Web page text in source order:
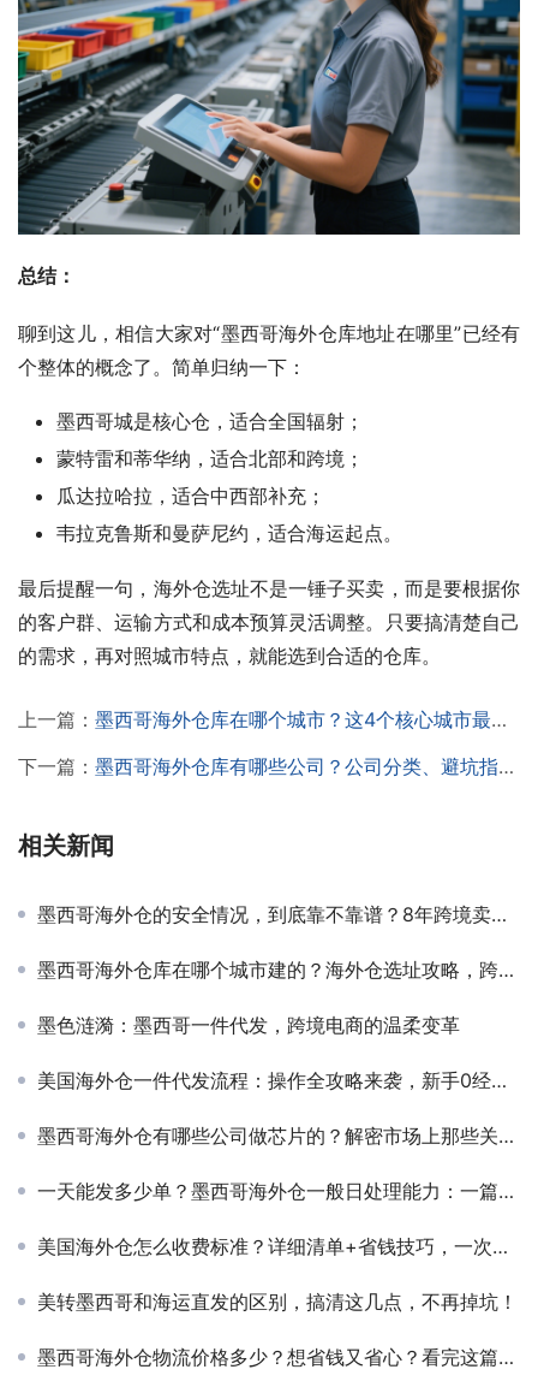
总结：
聊到这儿，相信大家对“墨西哥海外仓库地址在哪里”已经有
个整体的概念了。简单归纳一下：
墨西哥城是核心仓，适合全国辐射；
蒙特雷和蒂华纳，适合北部和跨境；
瓜达拉哈拉，适合中西部补充；
韦拉克鲁斯和曼萨尼约，适合海运起点。
最后提醒一句，海外仓选址不是一锤子买卖，而是要根据你
的客户群、运输方式和成本预算灵活调整。只要搞清楚自己
的需求，再对照城市特点，就能选到合适的仓库。
上一篇： 墨西哥海外仓库在哪个城市？这4个核心城市最值得关注，一文带你全方位解析！
下一篇： 墨西哥海外仓库有哪些公司？公司分类、避坑指南、实用建议一次告诉你，跨境不踩坑！
相关新闻
墨西哥海外仓的安全情况，到底靠不靠谱？8年跨境卖家亲身经历告诉你真相！
墨西哥海外仓库在哪个城市建的？海外仓选址攻略，跨境卖家实操经验全解析！
墨色涟漪：墨西哥一件代发，跨境电商的温柔变革
美国海外仓一件代发流程：操作全攻略来袭，新手0经验也能玩转跨境电商！
墨西哥海外仓有哪些公司做芯片的？解密市场上那些关键企业
一天能发多少单？墨西哥海外仓一般日处理能力：一篇普通人都能看懂的实用科普！
美国海外仓怎么收费标准？详细清单+省钱技巧，一次说清！
美转墨西哥和海运直发的区别，搞清这几点，不再掉坑！
墨西哥海外仓物流价格多少？想省钱又省心？看完这篇就知道墨西哥海外仓怎么选！